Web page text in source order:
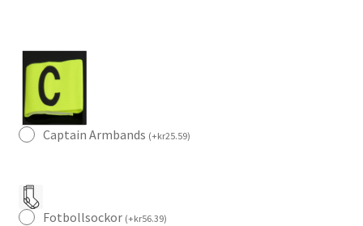
+
Shorts
mängd
Captain Armbands (+kr25.59)
Fotbollsockor (+kr56.39)